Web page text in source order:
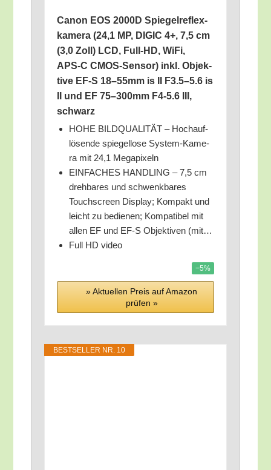
Canon EOS 2000D Spie­gel­re­flex­
ka­me­ra (24,1 MP, DIGIC 4+, 7,5 cm
(3,0 Zoll) LCD, Full-HD, WiFi,
APS‑C CMOS-Sen­sor) inkl. Objek­
ti­ve EF‑S 18–55mm is II F3.5–5.6 is
II und EF 75–300mm F4‑5.6 III,
schwarz
HOHE BILDQUALITÄT – Hoch­auf­
lö­sen­de spie­gel­lo­se Sys­tem-Kame­
ra mit 24,1 Megapixeln
EINFACHES HANDLING – 7,5 cm
dreh­ba­res und schwenk­ba­res
Touch­screen Dis­play; Kom­pakt und
leicht zu bedie­nen; Kom­pa­ti­bel mit
allen EF und EF‑S Objek­ti­ven (mit…
Full HD video
−5%
» Aktu­el­len Preis auf Ama­zon
prü­fen »
BEST­SEL­LER NR. 10